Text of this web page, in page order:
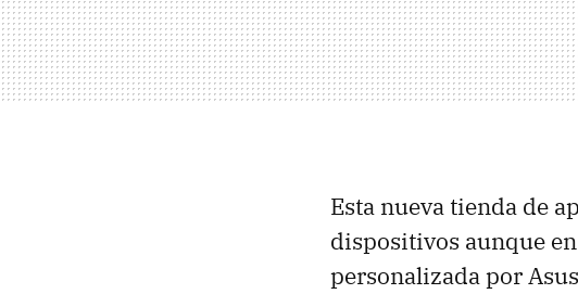
Esta nueva tienda de
dispositivos aunque
personalizada por